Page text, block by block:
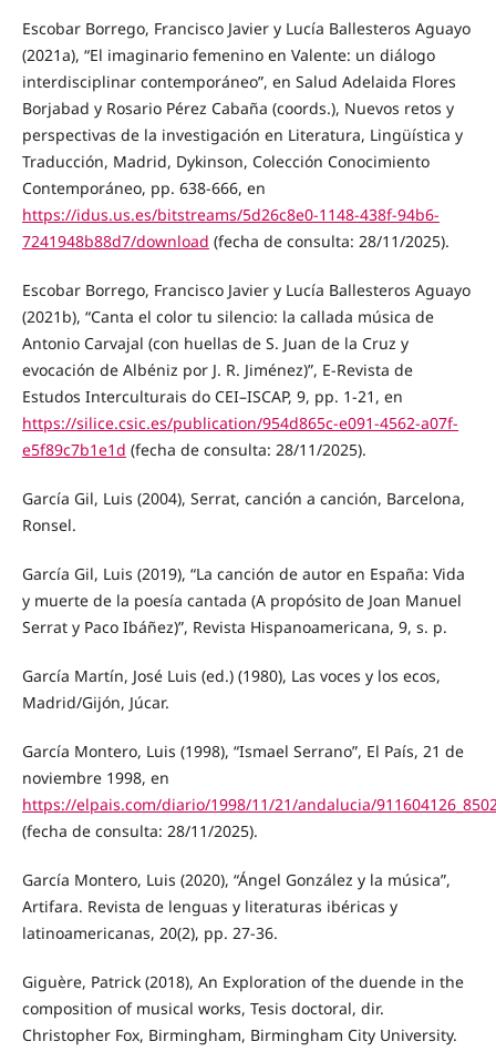
Escobar Borrego, Francisco Javier y Lucía Ballesteros Aguayo
(2021a), “El imaginario femenino en Valente: un diálogo
interdisciplinar contemporáneo”, en Salud Adelaida Flores
Borjabad y Rosario Pérez Cabaña (coords.), Nuevos retos y
perspectivas de la investigación en Literatura, Lingüística y
Traducción, Madrid, Dykinson, Colección Conocimiento
Contemporáneo, pp. 638-666, en
https://idus.us.es/bitstreams/5d26c8e0-1148-438f-94b6-
7241948b88d7/download (fecha de consulta: 28/11/2025).
Escobar Borrego, Francisco Javier y Lucía Ballesteros Aguayo
(2021b), “Canta el color tu silencio: la callada música de
Antonio Carvajal (con huellas de S. Juan de la Cruz y
evocación de Albéniz por J. R. Jiménez)”, E-Revista de
Estudos Interculturais do CEI–ISCAP, 9, pp. 1-21, en
https://silice.csic.es/publication/954d865c-e091-4562-a07f-
e5f89c7b1e1d (fecha de consulta: 28/11/2025).
García Gil, Luis (2004), Serrat, canción a canción, Barcelona,
Ronsel.
García Gil, Luis (2019), “La canción de autor en España: Vida
y muerte de la poesía cantada (A propósito de Joan Manuel
Serrat y Paco Ibáñez)”, Revista Hispanoamericana, 9, s. p.
García Martín, José Luis (ed.) (1980), Las voces y los ecos,
Madrid/Gijón, Júcar.
García Montero, Luis (1998), “Ismael Serrano”, El País, 21 de
noviembre 1998, en
https://elpais.com/diario/1998/11/21/andalucia/
(fecha de consulta: 28/11/2025).
García Montero, Luis (2020), “Ángel González y la música”,
Artifara. Revista de lenguas y literaturas ibéricas y
latinoamericanas, 20(2), pp. 27-36.
Giguère, Patrick (2018), An Exploration of the duende in the
composition of musical works, Tesis doctoral, dir.
Christopher Fox, Birmingham, Birmingham City University.